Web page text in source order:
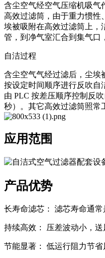
含尘空气经空气压缩机吸气
高效过滤筒，由于重力惯性
埃被吸附在高效过滤筒上，
管，到净气室汇合到集气口
自洁过程
含尘空气气经过滤后，尘埃
按设定时间顺序进行反吹自
由 PLC 按差压顺序控制反
秒）。其它高效过滤筒照常
应用范围
产品优势
长寿命滤芯： 滤芯寿命通常
持续高效： 压差波动小，送
节能显著： 低运行阻力节省